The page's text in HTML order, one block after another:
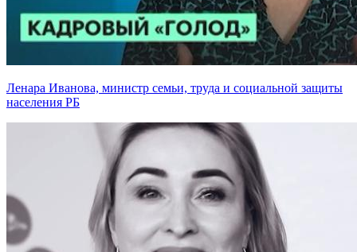
Ленара Иванова, министр семьи, труда и социальной защиты
населения РБ